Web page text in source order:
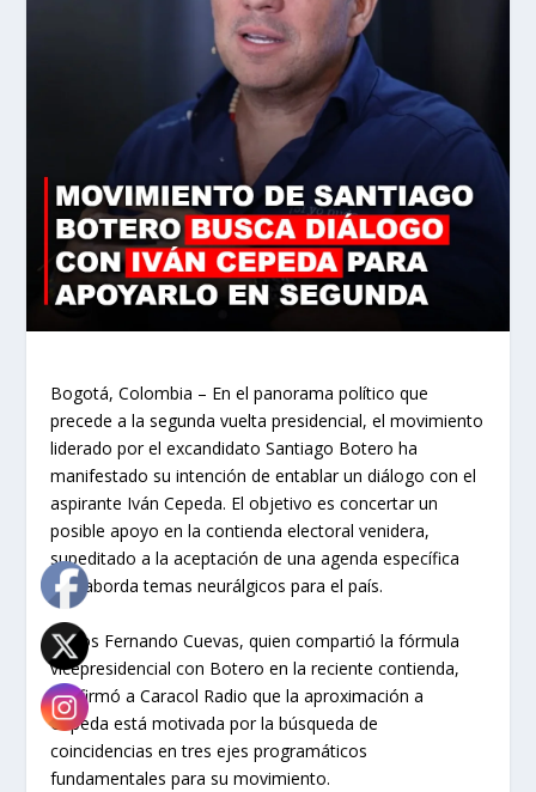
Bogotá, Colombia – En el panorama político que
precede a la segunda vuelta presidencial, el movimiento
liderado por el excandidato Santiago Botero ha
manifestado su intención de entablar un diálogo con el
aspirante Iván Cepeda. El objetivo es concertar un
posible apoyo en la contienda electoral venidera,
supeditado a la aceptación de una agenda específica
que aborda temas neurálgicos para el país.
Carlos Fernando Cuevas, quien compartió la fórmula
vicepresidencial con Botero en la reciente contienda,
confirmó a Caracol Radio que la aproximación a
Cepeda está motivada por la búsqueda de
coincidencias en tres ejes programáticos
fundamentales para su movimiento.